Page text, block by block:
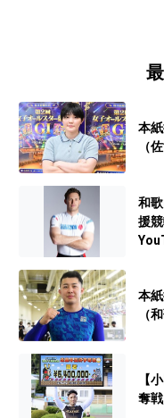
本
（
和
援
本
（
【
奪